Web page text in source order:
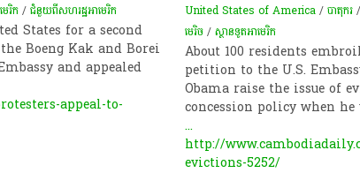
រិក/ជំនួយពីសហរដ្ឋអាមេរិក
States for a second
Boeng Kak and Borei
and appealed
appeal-to-
United States of America/បាតុករ
មេរិច/ស្ថានទូតអាមេរិក
About 100 residents
petition to the U.S.
Obama raise the issue of
concession policy when
...
http://
evictions-5252/